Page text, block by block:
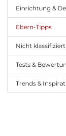
Einrichtung &
Eltern-Tipps
Nicht klassifiziert
Tests &
Trends &